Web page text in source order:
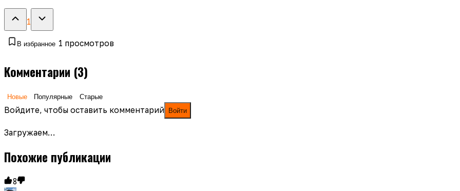
1
В избранное 1 просмотров
Комментарии (3)
Новые Популярные Старые
Войдите, чтобы оставить комментарий Войти
Загружаем…
Похожие публикации
8